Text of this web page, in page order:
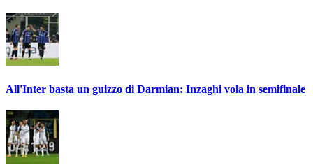
All'Inter basta un guizzo di Darmian: Inzaghi vola in semifinale